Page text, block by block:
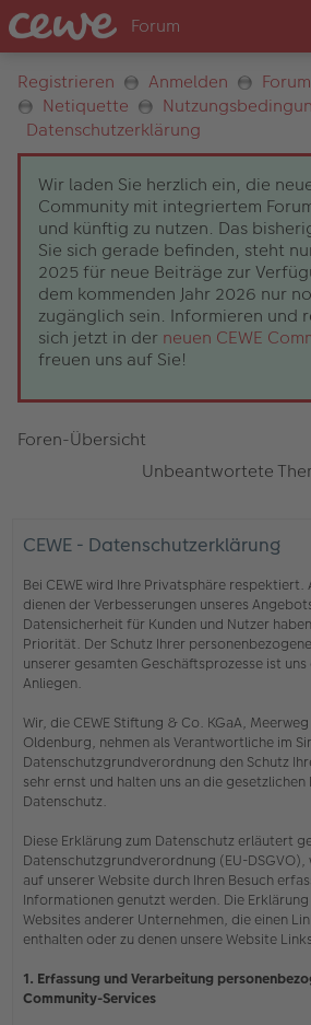
Registrieren Anmelden Forum
Netiquette
Datenschutzerklärung
Wir laden Sie herzlich ein, die
Community mit integriertem
und künftig zu nutzen. Das
Sie sich gerade befinden, steht
2025 für neue Beiträge zur
dem kommenden Jahr 2026 nur
zugänglich sein. Informieren und
sich jetzt in der neuen CEWE
freuen uns auf Sie!
Foren-Übersicht
Unbeantwortete
CEWE - Datenschutzerklärung
Bei CEWE wird Ihre Privatsphäre respektiert.
dienen der Verbesserungen unseres
Datensicherheit für Kunden und Nutzer
Priorität. Der Schutz Ihrer
unserer gesamten Geschäftsprozesse ist
Anliegen.
Wir, die CEWE Stiftung & Co. KGaA,
Oldenburg, nehmen als Verantwortliche im
Datenschutzgrundverordnung den Schutz
sehr ernst und halten uns an die
Datenschutz.
Diese Erklärung zum Datenschutz erläutert
Datenschutzgrundverordnung (EU-
auf unserer Website durch Ihren Besuch
Informationen genutzt werden. Die
Websites anderer Unternehmen, die einen
enthalten oder zu denen unsere Website
1. Erfassung und Verarbeitung
Community-Services